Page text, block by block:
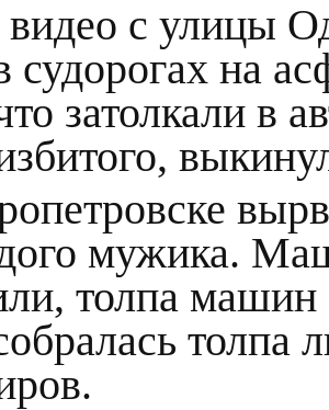
с улицы
судорогах на
затолкали в
мужика.
толпа машин
толпа